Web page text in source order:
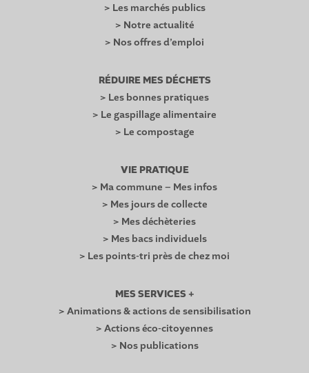
> Les marchés publics
> Notre actualité
> Nos offres d’emploi
RÉDUIRE MES DÉCHETS
> Les bonnes pratiques
> Le gaspillage alimentaire
> Le compostage
VIE PRATIQUE
> Ma commune – Mes infos
> Mes jours de collecte
> Mes déchèteries
> Mes bacs individuels
> Les points-tri près de chez moi
MES SERVICES +
> Animations & actions de sensibilisation
> Actions éco-citoyennes
> Nos publications